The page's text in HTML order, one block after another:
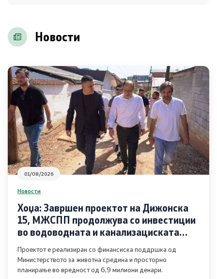
Соопштенија
Позитивна промена
Регулатива
Законодавство
Конвенции
Стратегии
Програми
Планови
Новости
01/08/2026
Новости
Хоџа: Завршен проектот на Дижонска
15, МЖСПП продолжува со инвестиции
во водоводната и канализациската
инфраструктура во Чаир
Проектот е реализиран со финансиска поддршка од
Министерството за животна средина и просторно
планирање во вредност од 6,9 милиони денари.